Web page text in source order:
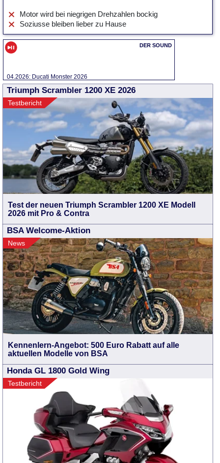
Motor wird bei niegrigen Drehzahlen bockig
Soziusse bleiben lieber zu Hause
04.2026: Ducati Monster 2026
Triumph Scrambler 1200 XE 2026
Testbericht
Test der neuen Triumph Scrambler 1200 XE Modell
2026 mit Pro & Contra
BSA Welcome-Aktion
News
Kennenlern-Angebot: 500 Euro Rabatt auf alle
aktuellen Modelle von BSA
Honda GL 1800 Gold Wing
Testbericht